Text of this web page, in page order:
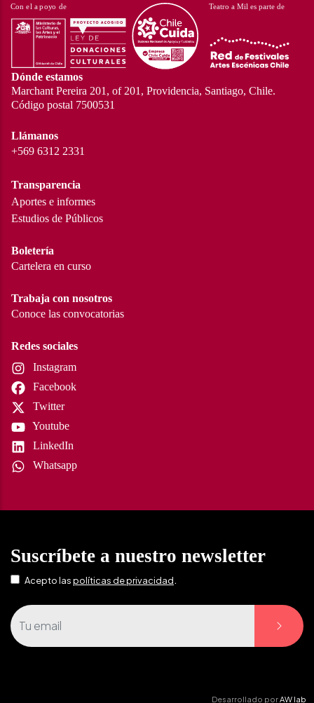
Dónde estamos
Marchant Pereira 201, of 201, Providencia, Santiago, Chile.
Código postal 7500531
Llámanos
+569 6312 2331
Transparencia
Aportes e informes
Estudios de Públicos
Boletería
Cartelera en curso
Trabaja con nosotros
Conoce las convocatorias
Redes sociales
Instagram
Facebook
Twitter
Youtube
LinkedIn
Whatsapp
Suscríbete a nuestro newsletter
Acepto laspolíticas de privacidad.
Desarrollado porAW lab